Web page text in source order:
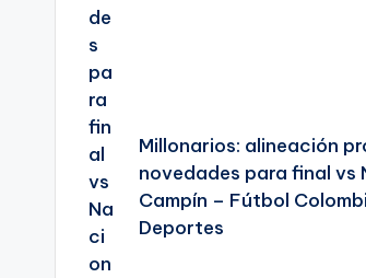
Millonarios: alineación
novedades para final vs
Campín – Fútbol
Deportes